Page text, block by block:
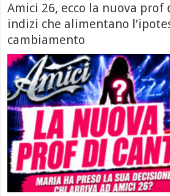
Amici 26, ecco la nuova prof
indizi che alimentano
cambiamento